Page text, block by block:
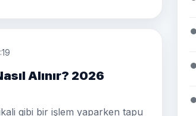
Alınır? 2026
gibi bir işlem yaparken tapu